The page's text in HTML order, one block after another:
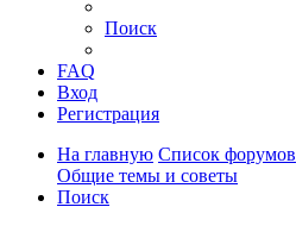
Поиск
FAQ
Вход
Регистрация
На главную Список форумов
Общие темы и советы
Поиск